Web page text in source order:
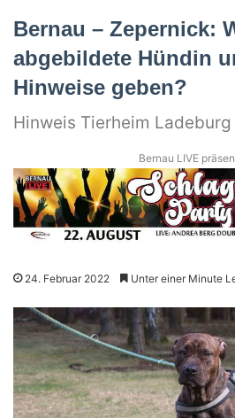
Bernau – Zepernick:
abgebildete Hündin
Hinweise geben?
Hinweis Tierheim Ladeburg
Bernau LIVE
24. Februar 2022 Unter einer Minute